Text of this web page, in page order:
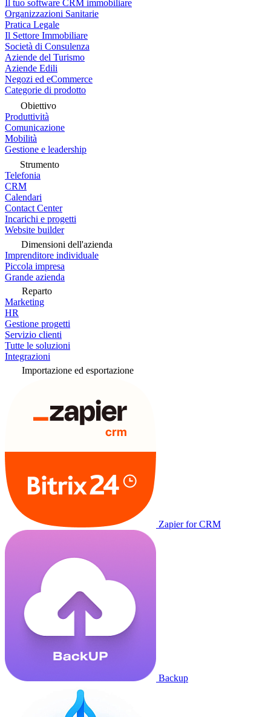
Il tuo software CRM immobiliare
Organizzazioni Sanitarie
Pratica Legale
Il Settore Immobiliare
Società di Consulenza
Aziende del Turismo
Aziende Edili
Negozi ed eCommerce
Categorie di prodotto
Obiettivo
Produttività
Comunicazione
Mobilità
Gestione e leadership
Strumento
Telefonia
CRM
Calendari
Contact Center
Incarichi e progetti
Website builder
Dimensioni dell'azienda
Imprenditore individuale
Piccola impresa
Grande azienda
Reparto
Marketing
HR
Gestione progetti
Servizio clienti
Tutte le soluzioni
Integrazioni
Importazione ed esportazione
Zapier for CRM
Backup